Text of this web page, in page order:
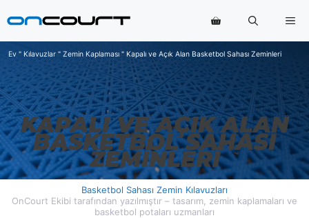
geç
Ev " Kılavuzlar " Zemin Kaplaması " Kapalı ve Açık Alan Basketbol Sahası Zeminleri
KAPALI VE AÇIK ALAN
BASKETBOL SAHASI
ZEMINLERI
Basketbol Sahası Zemin Kılavuzları
OnCourt Ekibi tarafından yazılmıştır – tasarım, zemin kaplamaları ve
basketbol potaları uzmanları